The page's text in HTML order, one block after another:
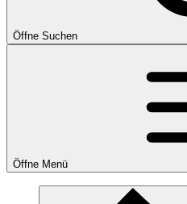
Öffne Suchen
Öffne Menü